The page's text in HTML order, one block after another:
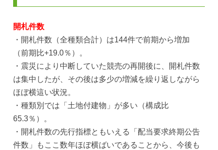
開札件数
・開札件数（全種類合計）は144件で前期から増加
（前期比+19.0％）。
・震災により中断していた競売の再開後に、開札件数
は集中したが、その後は多少の増減を繰り返しながら
ほぼ横這い状況。
・種類別では「土地付建物」が多い（構成比
65.3％）。
・開札件数の先行指標ともいえる「配当要求終期公告
件数」もここ数年ほぼ横ばいであることから、今後も